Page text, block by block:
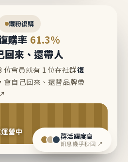
鐵粉復購
購率 61.3%
回來、還帶人
位會員就有 1 位在社群復
，會自己回來、還替品牌帶
營中 群活躍度高
訊息幾乎秒回 ↗